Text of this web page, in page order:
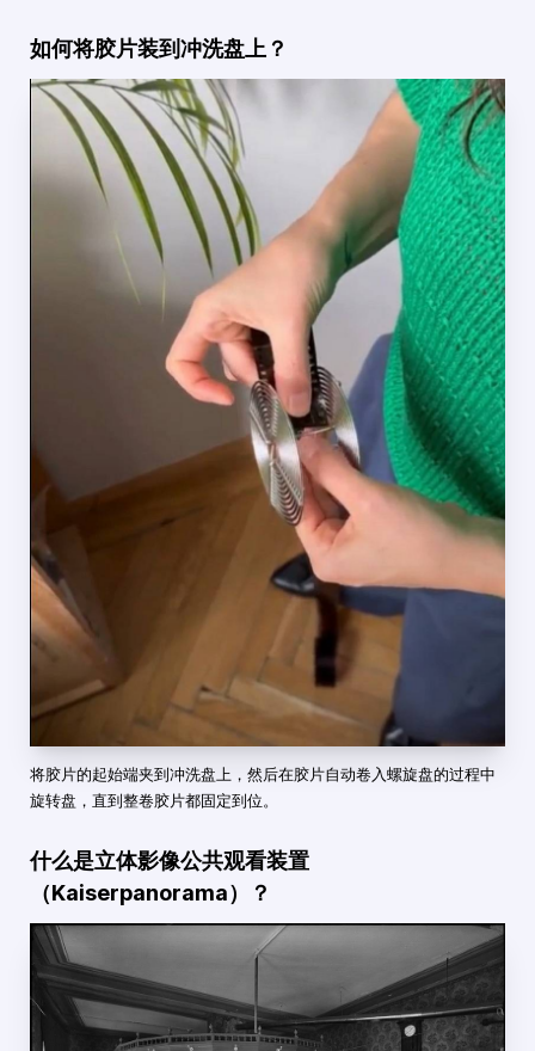
如何将胶片装到冲洗盘上？
将胶片的起始端夹到冲洗盘上，然后在胶片自动卷入螺旋盘的过程中
旋转盘，直到整卷胶片都固定到位。
什么是立体影像公共观看装置
（Kaiserpanorama）？